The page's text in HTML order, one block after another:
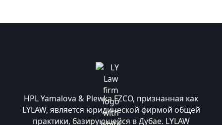
HPL Yamalova & Plewka FZCO, признанная как
LYLAW, является юридической фирмой общей
практики, базирующейся в Дубае. LYLAW